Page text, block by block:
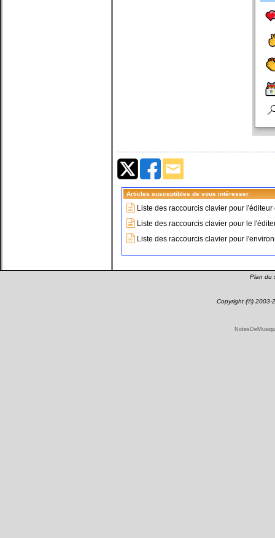
Articles susceptibles de vous intéresser
Liste des raccourcis clavier pour
Liste des raccourcis clavier pour le
Liste des raccourcis clavier pour
Plan du
Copyright (©) 2003-